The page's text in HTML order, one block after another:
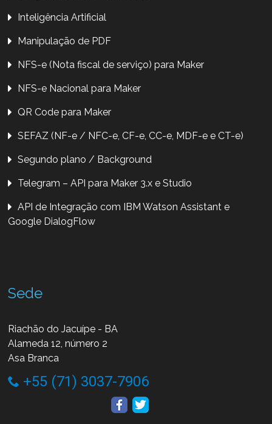
Inteligência Artificial
Manipulação de PDF
NFS-e (Nota fiscal de serviço) para Maker
NFS-e Nacional para Maker
QR Code para Maker
SEFAZ (NF-e / NFC-e, CF-e, CC-e, MDF-e e CT-e)
Segundo plano / Background
Telegram – API para Maker 3.x e Studio
API de Integração com IBM Watson Assistant e
Google DialogFlow
Sede
Riachão do Jacuípe - BA
Alameda 12, número 2
Asa Branca
+55 (71) 3037-7906